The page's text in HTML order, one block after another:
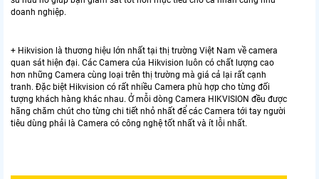
doanh nghiệp.
+ Hikvision là thương hiệu lớn nhất tại thị trường Việt Nam về camera
quan sát hiện đại. Các Camera của Hikvision luôn có chất lượng cao
hơn những Camera cùng loại trên thị trường mà giá cả lại rất cạnh
tranh. Đặc biệt Hikvision có rất nhiều Camera phù hợp cho từng đối
tượng khách hàng khác nhau. Ở mỗi dòng Camera HIKVISION đều được
hãng chăm chút cho từng chi tiết nhỏ nhất để các Camera tới tay người
tiêu dùng phải là Camera có công nghệ tốt nhất và ít lỗi nhất.